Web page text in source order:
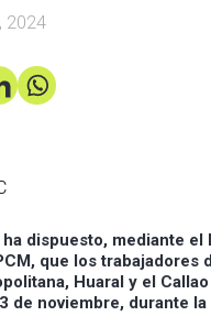
2024
dispuesto, mediante el
que los trabajadores
Huaral y el
de noviembre, durante